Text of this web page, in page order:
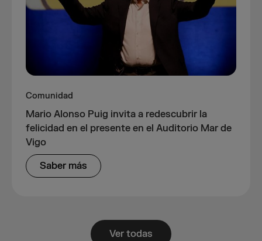
Comunidad
Mario Alonso Puig invita a redescubrir la
felicidad en el presente en el Auditorio Mar de
Vigo
Saber más
Ver todas